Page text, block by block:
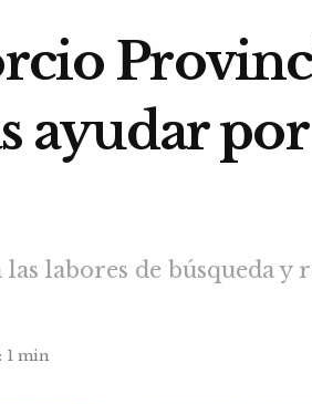
ayudar
labores de búsqueda y
1 min